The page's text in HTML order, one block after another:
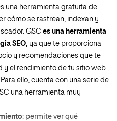
una herramienta gratuita de
cómo se rastrean, indexan y
GSC es una herramienta
SEO, ya que te proporciona
y recomendaciones que te
y el rendimiento de tu sitio web
ello, cuenta con una serie de
una herramienta muy
: permite ver qué